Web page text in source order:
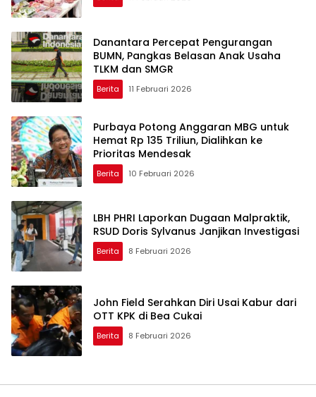
Danantara Percepat Pengurangan
BUMN, Pangkas Belasan Anak Usaha
TLKM dan SMGR
Berita 11 Februari 2026
Purbaya Potong Anggaran MBG untuk
Hemat Rp 135 Triliun, Dialihkan ke
Prioritas Mendesak
Berita 10 Februari 2026
LBH PHRI Laporkan Dugaan Malpraktik,
RSUD Doris Sylvanus Janjikan Investigasi
Berita 8 Februari 2026
John Field Serahkan Diri Usai Kabur dari
OTT KPK di Bea Cukai
Berita 8 Februari 2026